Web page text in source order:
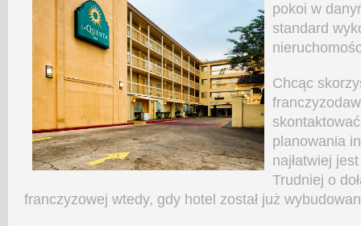
pokoi w
standard
Chcąc
planowania
najłatwiej
Trudniej o
franczyzowej wtedy, gdy hotel został już